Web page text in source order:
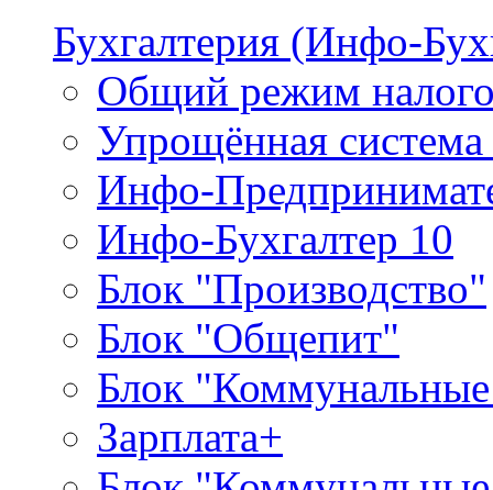
Бухгалтерия (Инфо-
Общий режим
Упрощённая
Инфо-
Инфо-Бухгалтер 10
Блок "Производство"
Блок "Общепит"
Блок
Зарплата+